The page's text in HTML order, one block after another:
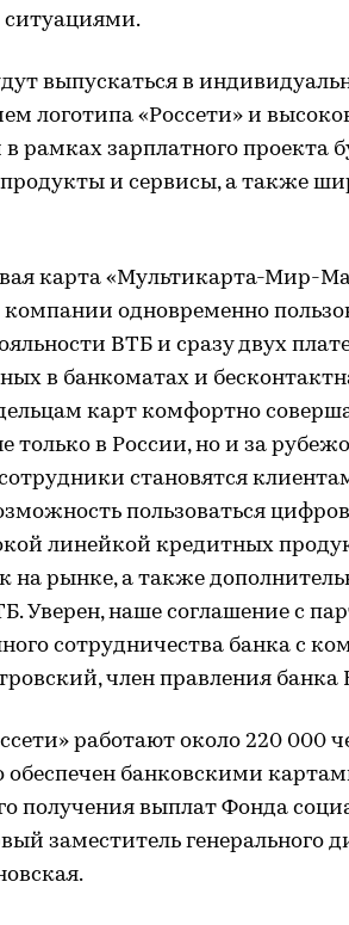
выпускаться в
логотипа «Россети» и
рамках зарплатного проекта
и сервисы, а также
карта «Мультикарта-Мир-
одновременно
ВТБ и сразу двух
в банкоматах и
карт комфортно
только в России, но и за
становятся
пользоваться
линейкой кредитных
на рынке, а также
Уверен, наше соглашение с
сотрудничества банка с
член правления банка
работают около 220 000
обеспечен банковскими
получения выплат Фонда
заместитель генерального